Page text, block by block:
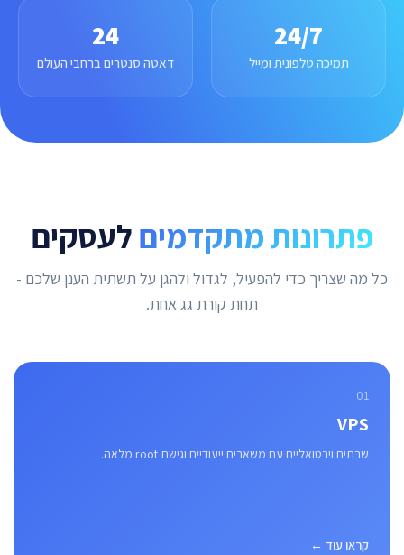
24/7
תמיכה טלפונית ומייל
24
דאטה סנטרים ברחבי העולם
פתרונות מתקדמיםלעסקים
כל מה שצריך כדי להפעיל, לגדול ולהגן על תשתית הענן שלכם -
תחת קורת גג אחת.
01
VPS
שרתים וירטואליים עם משאבים ייעודיים וגישת root מלאה.
קראו עוד ←